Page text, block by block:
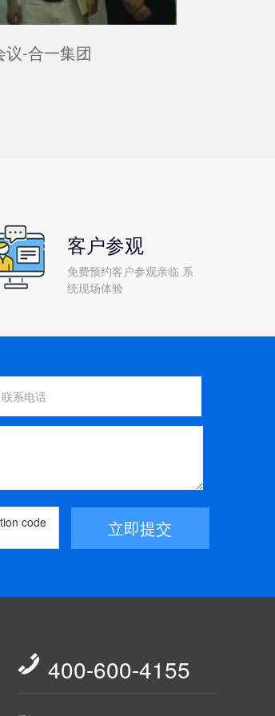
议-合一集团
客户参观
免费预约客户参观亲临 系
统现场体验
立即提交
 400-600-4155